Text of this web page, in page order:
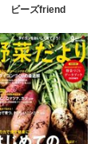
ビーズfriend